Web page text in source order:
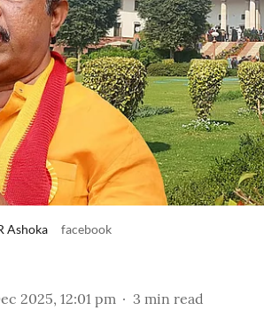
Ashoka facebook
2025, 12:01 pm 3 min read